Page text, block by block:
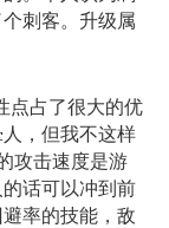
刺客。升级属
点占了很大的优
，但我不这样
攻击速度是游
话可以冲到前
率的技能，敌